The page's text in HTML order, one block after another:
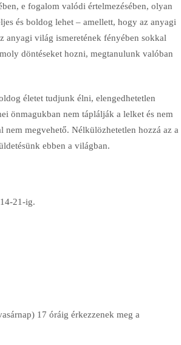
e fogalom valódi értelmezésében, olyan
és boldog lehet – amellett, hogy az anyagi
anyagi világ ismeretének fényében sokkal
döntéseket hozni, megtanulunk valóban
életet tudjunk élni, elengedhetetlen
önmagukban nem táplálják a lelket és nem
megvehető. Nélkülözhetetlen hozzá az a
ebben a világban.
21-ig.
17 óráig érkezzenek meg a